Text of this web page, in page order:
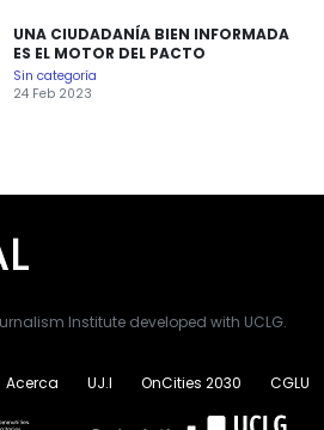
UNA CIUDADANÍA BIEN INFORMADA
ES EL MOTOR DEL PACTO
Sin categoría
24 Feb 2023
Institute developed with UCLG.
Acerca UJ.I OnCities 2030 CGLU